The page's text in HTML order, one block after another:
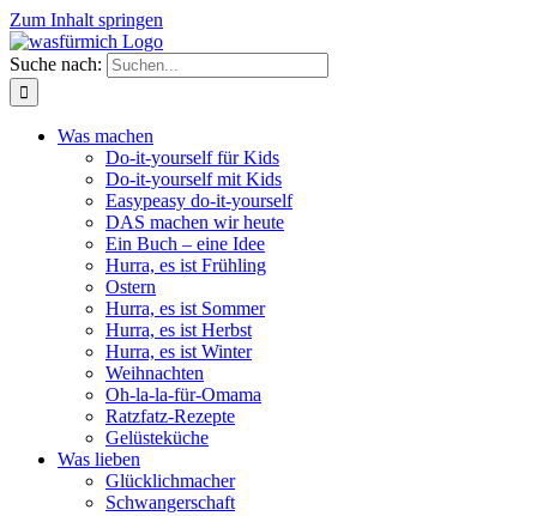
Zum Inhalt springen
Suche nach:
Was machen
Do-it-yourself für Kids
Do-it-yourself mit Kids
Easypeasy do-it-yourself
DAS machen wir heute
Ein Buch – eine Idee
Hurra, es ist Frühling
Ostern
Hurra, es ist Sommer
Hurra, es ist Herbst
Hurra, es ist Winter
Weihnachten
Oh-la-la-für-Omama
Ratzfatz-Rezepte
Gelüsteküche
Was lieben
Glücklichmacher
Schwangerschaft